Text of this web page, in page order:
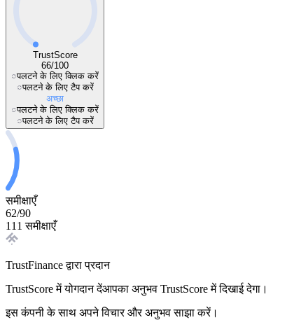
TrustScore
66/100
पलटने के लिए क्लिक करें
पलटने के लिए टैप करें
अच्छा
पलटने के लिए क्लिक करें
पलटने के लिए टैप करें
समीक्षाएँ
62/90
111 समीक्षाएँ
TrustFinance द्वारा प्रदान
TrustScore में योगदान देंआपका अनुभव TrustScore में दिखाई देगा।
इस कंपनी के साथ अपने विचार और अनुभव साझा करें।